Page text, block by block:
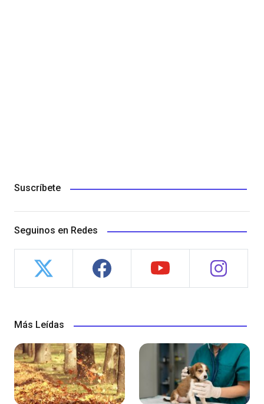
Suscríbete
Seguinos en Redes
Más Leídas